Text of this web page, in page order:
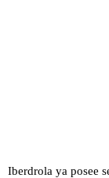
Iberdrola ya posee